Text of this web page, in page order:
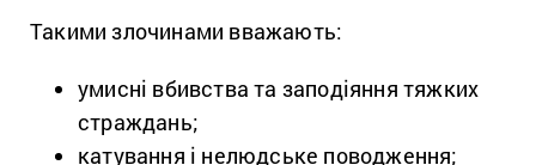
Такими злочинами вважають:
умисні вбивства та заподіяння тяжких
страждань;
катування і нелюдське поводження;